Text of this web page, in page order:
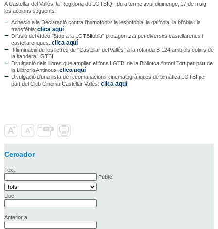
A Castellar del Vallès, la Regidoria de LGTBIQ+ du a terme avui diumenge, 17 de maig,
les accions següents:
Adhesió a la Declaració contra l'homofòbia: la lesbofòbia, la gaifòbia, la bifòbia i la
transfòbia: clica aquí
Difusió del vídeo "Stop a la LGTBIfòbia" protagonitzat per diversos castellarencs i
castellarenques: clica aquí
Il·luminació de les lletres de "Castellar del Vallès" a la rotonda B-124 amb els colors de
la bandera LGTBI
Divulgació dels llibres que amplien el fons LGTBI de la Bibliotca Antoni Tort per part de
la Llibreria Antinous: clica aquí
Divulgació d'una llista de recomanacions cinematogràfiques de temàtica LGTBI per
part del Club Cinema Castellar Vallès: clica aquí
Cercador
Text
Públic
Lloc
Anterior a